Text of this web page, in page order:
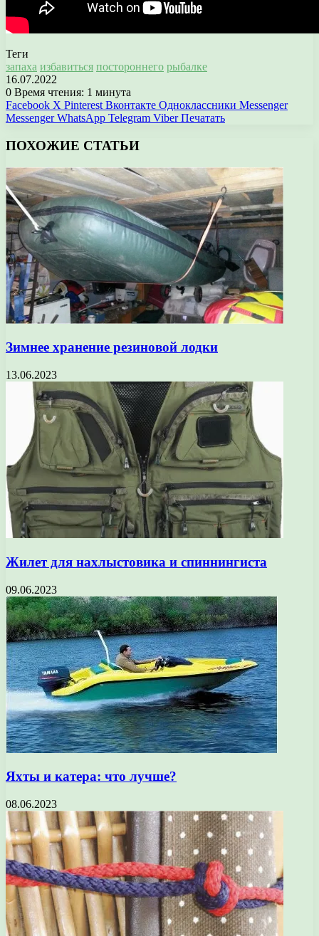
Теги
запаха избавиться постороннего рыбалке
16.07.2022
0 Время чтения: 1 минута
Facebook X Pinterest Вконтакте Одноклассники Messenger
Messenger WhatsApp Telegram Viber Печатать
ПОХОЖИЕ СТАТЬИ
Зимнее хранение резиновой лодки
13.06.2023
Жилет для нахлыстовика и спиннингиста
09.06.2023
Яхты и катера: что лучше?
08.06.2023